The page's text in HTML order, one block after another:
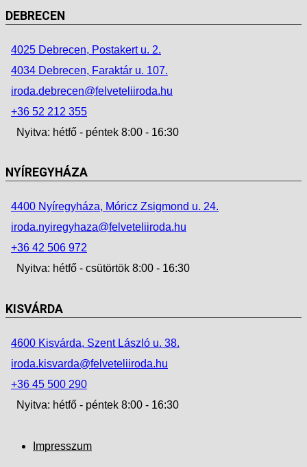
DEBRECEN
4025 Debrecen, Postakert u. 2.
4034 Debrecen, Faraktár u. 107.
iroda.debrecen@felveteliiroda.hu
+36 52 212 355
Nyitva: hétfő - péntek 8:00 - 16:30
NYÍREGYHÁZA
4400 Nyíregyháza, Móricz Zsigmond u. 24.
iroda.nyiregyhaza@felveteliiroda.hu
+36 42 506 972
Nyitva: hétfő - csütörtök 8:00 - 16:30
KISVÁRDA
4600 Kisvárda, Szent László u. 38.
iroda.kisvarda@felveteliiroda.hu
+36 45 500 290
Nyitva: hétfő - péntek 8:00 - 16:30
Impresszum